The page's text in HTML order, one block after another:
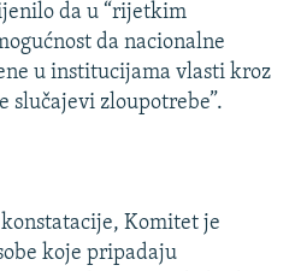
da u “rijetkim
da nacionalne
u institucijama vlasti kroz
slučajevi zloupotrebe”.
Komitet je
koje pripadaju